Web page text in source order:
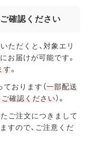
確認ください
いただくと、対象エリ
お届けが可能です。
す。
おります（一部配送
確認ください）。
ご注文につきまして
すので、ご注意くだ